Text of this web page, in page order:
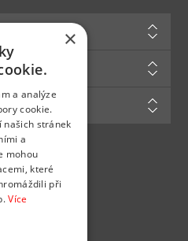
nás na
×
a analýze
cookie.
našich stránek
a
mohou
které
při
Více